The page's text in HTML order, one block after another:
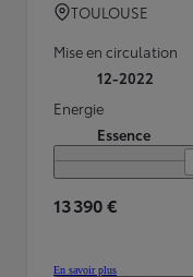
TOULOUSE
Mise en circulation
12-2022
Energie
Essence
13 390 €
En savoir plus